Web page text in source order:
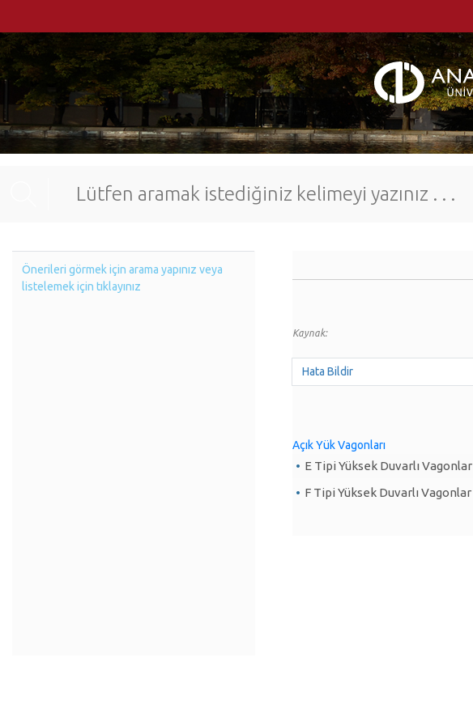
Kaynak:
Hata Bildir
Açık Yük Vagonları
E Tipi Yüksek Duvarlı Vagonlar
F Tipi Yüksek Duvarlı Vagonlar
Önerileri görmek için arama yapınız veya
listelemek için tıklayınız